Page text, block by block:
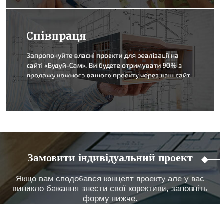
Замовити індивідуальний проект
Якщо вам сподобався концепт проекту але у вас
виникло бажання внести свої корективи, заповніть
форму нижче.